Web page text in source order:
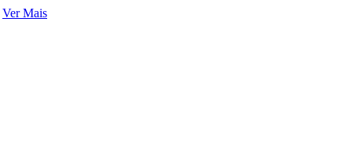
Ver Mais